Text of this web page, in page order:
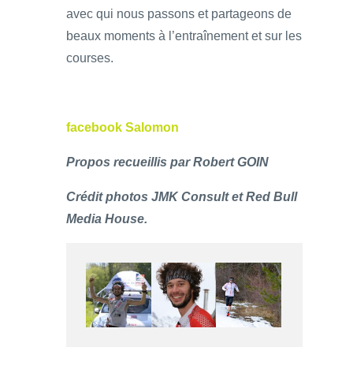
avec qui nous passons et partageons de
beaux moments à l’entraînement et sur les
courses.
facebook Salomon
Propos recueillis par Robert GOIN
Crédit photos JMK Consult et Red Bull
Media House.